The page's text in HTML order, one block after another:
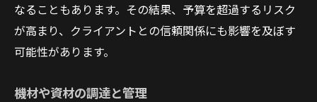
なることもあります。その結果、予算を超過するリスク
が高まり、クライアントとの信頼関係にも影響を及ぼす
可能性があります。
機材や資材の調達と管理